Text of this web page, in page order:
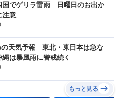
国でゲリラ雷雨 日曜日のお出か
注意
の天気予報 東北・東日本は急な
は暴風雨に警戒続く
もっと見る